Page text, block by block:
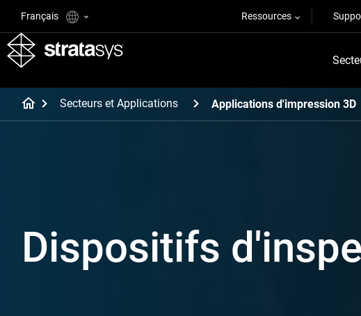
Français Ressources
Secteurs et Applications Applications d'impression 3D
Dispositifs